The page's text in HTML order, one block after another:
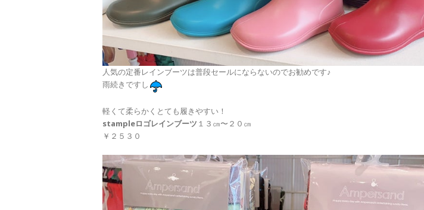
人気の定番レインブーツは普段セールにならないのでお勧めです♪
雨続きですし
軽くて柔らかくとても履きやすい！
stampleロゴレインブーツ １３㎝〜２０㎝
￥２５３０